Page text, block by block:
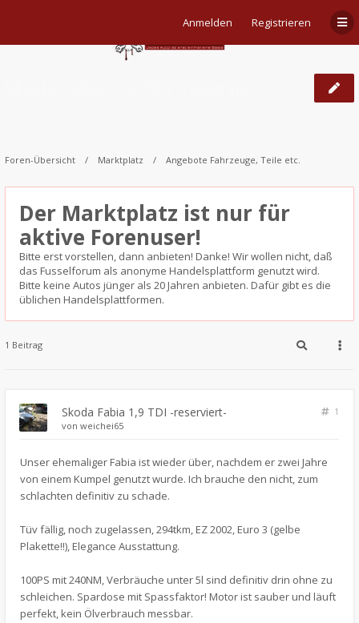
Anmelden Registrieren
Foren-Übersicht Marktplatz Angebote Fahrzeuge, Teile etc.
Der Marktplatz ist nur für
aktive Forenuser!
Bitte erst vorstellen, dann anbieten! Danke! Wir wollen nicht, daß
das Fusselforum als anonyme Handelsplattform genutzt wird.
Bitte keine Autos jünger als 20 Jahren anbieten. Dafür gibt es die
üblichen Handelsplattformen.
1 Beitrag
Skoda Fabia 1,9 TDI -reserviert-
1
von weichei65
Unser ehemaliger Fabia ist wieder über, nachdem er zwei Jahre
von einem Kumpel genutzt wurde. Ich brauche den nicht, zum
schlachten definitiv zu schade.
Tüv fällig, noch zugelassen, 294tkm, EZ 2002, Euro 3 (gelbe
Plakette!!), Elegance Ausstattung.
100PS mit 240NM, Verbräuche unter 5l sind definitiv drin ohne zu
schleichen. Spardose mit Spassfaktor! Motor ist sauber und läuft
perfekt, kein Ölverbrauch messbar.